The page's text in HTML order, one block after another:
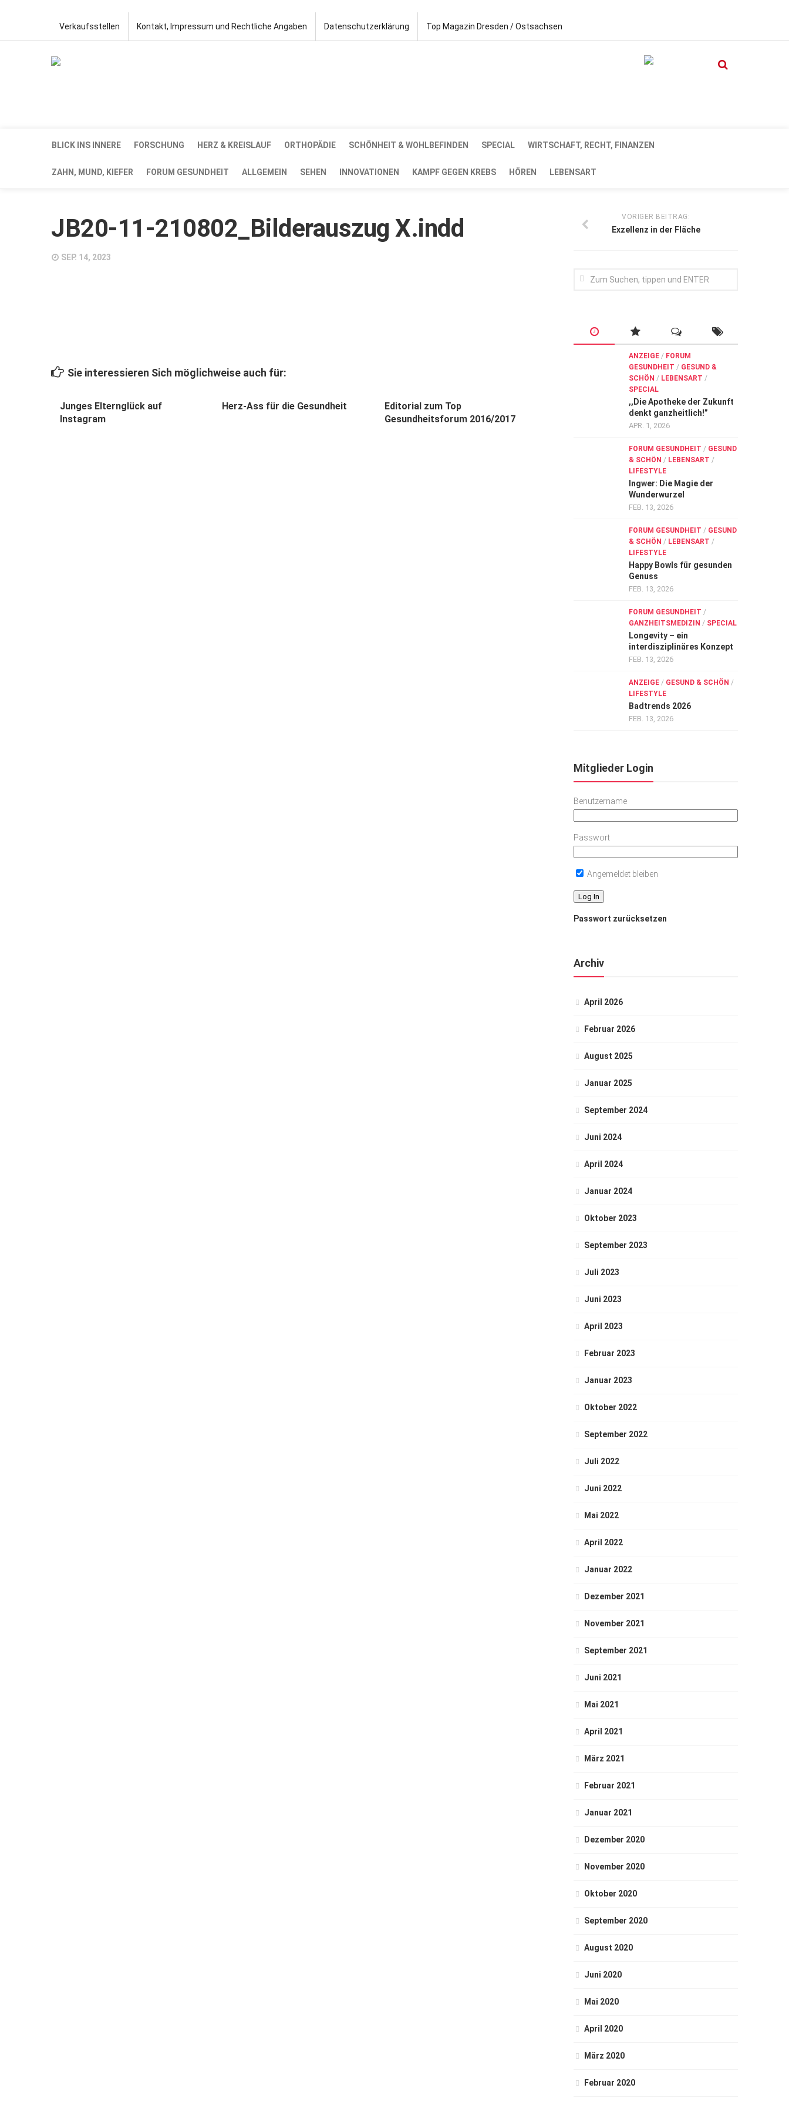
Verkaufsstellen Kontakt, Impressum und Rechtliche Angaben Datenschutzerklärung Top Magazin Dresden / Ostsachsen
BLICK INS INNERE FORSCHUNG HERZ & KREISLAUF ORTHOPÄDIE SCHÖNHEIT & WOHLBEFINDEN SPECIAL WIRTSCHAFT, RECHT, FINANZEN
ZAHN, MUND, KIEFER FORUM GESUNDHEIT ALLGEMEIN SEHEN INNOVATIONEN KAMPF GEGEN KREBS HÖREN LEBENSART
JB20-11-210802_Bilderauszug X.indd
SEP. 14, 2023
Sie interessieren Sich möglichweise auch für:
Junges Elternglück auf
Instagram
Herz-Ass für die Gesundheit
Editorial zum Top
Gesundheitsforum 2016/2017
VORIGER BEITRAG:
Exzellenz in der Fläche
ANZEIGE / FORUM
GESUNDHEIT / GESUND &
SCHÖN / LEBENSART /
SPECIAL
,,Die Apotheke der Zukunft
denkt ganzheitlich!”
APR. 1, 2026
FORUM GESUNDHEIT / GESUND
& SCHÖN / LEBENSART /
LIFESTYLE
Ingwer: Die Magie der
Wunderwurzel
FEB. 13, 2026
FORUM GESUNDHEIT / GESUND
& SCHÖN / LEBENSART /
LIFESTYLE
Happy Bowls für gesunden
Genuss
FEB. 13, 2026
FORUM GESUNDHEIT /
GANZHEITSMEDIZIN / SPECIAL
Longevity – ein
interdisziplinäres Konzept
FEB. 13, 2026
ANZEIGE / GESUND & SCHÖN /
LIFESTYLE
Badtrends 2026
FEB. 13, 2026
Mitglieder Login
Benutzername
Passwort
Angemeldet bleiben
Passwort zurücksetzen
Archiv
April 2026
Februar 2026
August 2025
Januar 2025
September 2024
Juni 2024
April 2024
Januar 2024
Oktober 2023
September 2023
Juli 2023
Juni 2023
April 2023
Februar 2023
Januar 2023
Oktober 2022
September 2022
Juli 2022
Juni 2022
Mai 2022
April 2022
Januar 2022
Dezember 2021
November 2021
September 2021
Juni 2021
Mai 2021
April 2021
März 2021
Februar 2021
Januar 2021
Dezember 2020
November 2020
Oktober 2020
September 2020
August 2020
Juni 2020
Mai 2020
April 2020
März 2020
Februar 2020